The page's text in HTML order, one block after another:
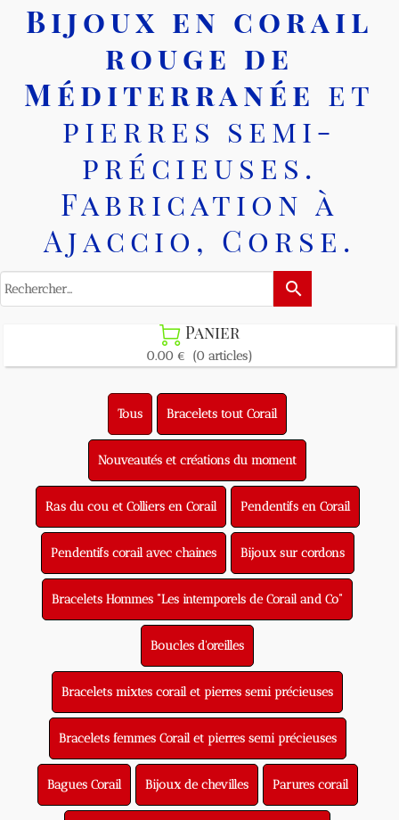
Bijoux en corail
rouge de
Méditerranée et
pierres semi-
précieuses.
Fabrication à
Ajaccio, Corse.
search
 Panier
0.00 € (0 articles)
Tous Bracelets tout Corail
Nouveautés et créations du moment
Ras du cou et Colliers en Corail Pendentifs en Corail
Pendentifs corail avec chaines Bijoux sur cordons
Bracelets Hommes "Les intemporels de Corail and Co"
Boucles d'oreilles
Bracelets mixtes corail et pierres semi précieuses
Bracelets femmes Corail et pierres semi précieuses
Bagues Corail Bijoux de chevilles Parures corail